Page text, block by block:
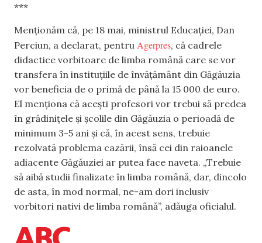
***
Menționăm că, pe 18 mai, ministrul Educației, Dan
Perciun, a declarat, pentru Agerpres, că cadrele
didactice vorbitoare de limba română care se vor
transfera în instituțiile de învățământ din Găgăuzia
vor beneficia de o primă de până la 15 000 de euro.
El menționa că acești profesori vor trebui să predea
în grădinițele și școlile din Găgăuzia o perioadă de
minimum 3-5 ani și că, în acest sens, trebuie
rezolvată problema cazării, însă cei din raioanele
adiacente Găgăuziei ar putea face naveta. „Trebuie
să aibă studii finalizate în limba română, dar, dincolo
de asta, în mod normal, ne-am dori inclusiv
vorbitori nativi de limba română”, adăuga oficialul.